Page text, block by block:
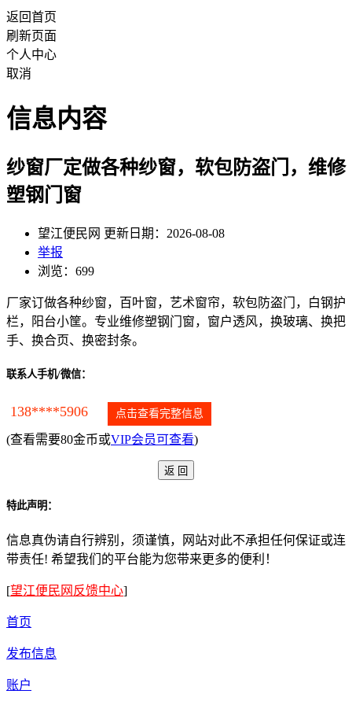
返回首页
刷新页面
个人中心
取消
信息内容
纱窗厂定做各种纱窗，软包防盗门，维修
塑钢门窗
望江便民网 更新日期：2026-08-08
举报
浏览：699
厂家订做各种纱窗，百叶窗，艺术窗帘，软包防盗门，白钢护
栏，阳台小筐。专业维修塑钢门窗，窗户透风，换玻璃、换把
手、换合页、换密封条。
联系人手机/微信：
138****5906 点击查看完整信息
(查看需要80金币或VIP会员可查看)
特此声明：
信息真伪请自行辨别，须谨慎，网站对此不承担任何保证或连
带责任! 希望我们的平台能为您带来更多的便利！
[望江便民网反馈中心]
首页
发布信息
账户